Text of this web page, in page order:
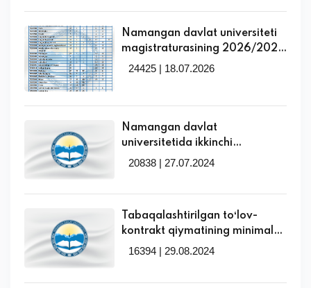
Namangan davlat universiteti
magistraturasining 2026/2027
o‘quv yilida kunduzgi ta’lim
mutaxassisliklar va o‘qitish
tillari kesimidagi taqsimoti!
24425 | 18.07.2026
Namangan davlat
universitetida ikkinchi
mutaxassislik yo'nalishlariga
20838 | 27.07.2024
Tabaqalashtirilgan toʻlov-
kontrakt qiymatining minimal
miqdori tasdiqlandi
16394 | 29.08.2024